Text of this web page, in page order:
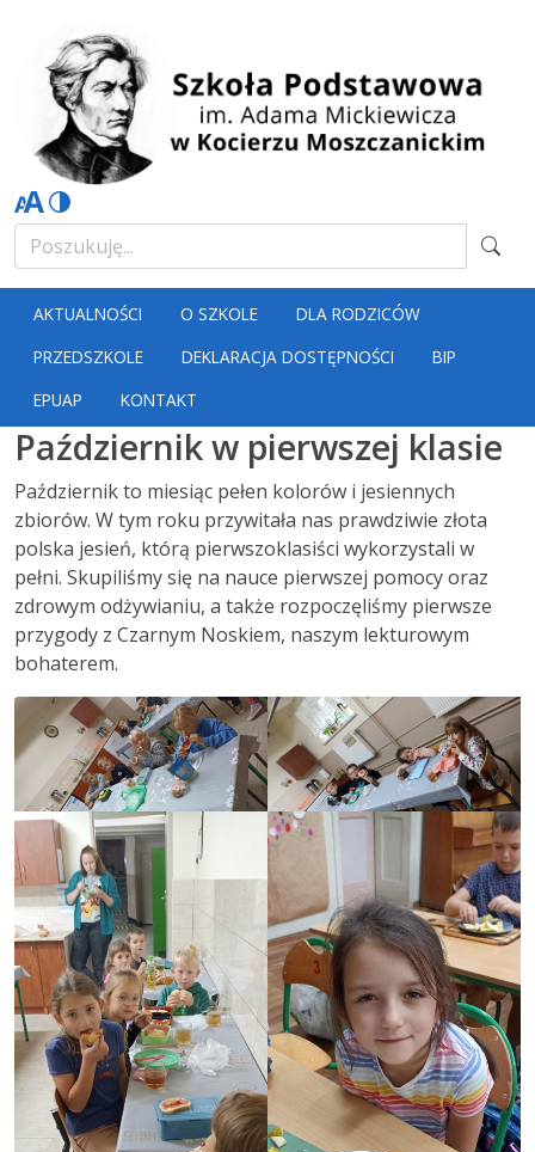
AKTUALNOŚCI O SZKOLE
DLA RODZICÓW
PRZEDSZKOLE
DEKLARACJA DOSTĘPNOŚCI
BIP
EPUAP
KONTAKT
Październik w pierwszej klasie
Październik to miesiąc pełen kolorów i jesiennych
zbiorów. W tym roku przywitała nas prawdziwie złota
polska jesień, którą pierwszoklasiści wykorzystali w
pełni. Skupiliśmy się na nauce pierwszej pomocy oraz
zdrowym odżywianiu, a także rozpoczęliśmy pierwsze
przygody z Czarnym Noskiem, naszym lekturowym
bohaterem.